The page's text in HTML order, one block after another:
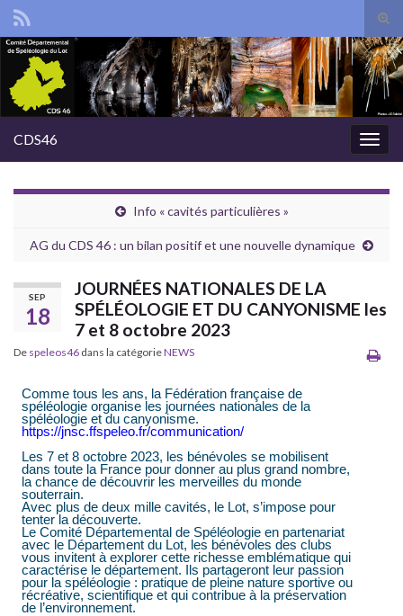
Search for:
CDS46
Info « cavités particulières »
AG du CDS 46 : un bilan positif et une nouvelle dynamique
SEP
18
JOURNÉES NATIONALES DE LA
SPÉLÉOLOGIE ET DU CANYONISME les
7 et 8 octobre 2023
De speleos46 dans la catégorieNEWS
Comme tous les ans, la Fédération française de
spéléologie organise les journées nationales de la
spéléologie et du canyonisme.
https://jnsc.ffspeleo.fr/communication/
Les 7 et 8 octobre 2023, les bénévoles se mobilisent
dans toute la France pour donner au plus grand nombre,
la chance de découvrir les merveilles du monde
souterrain.
Avec plus de deux mille cavités, le Lot, s’impose pour
tenter la découverte.
Le Comité Départemental de Spéléologie en partenariat
avec le Département du Lot, les bénévoles des clubs
vous invitent à explorer cette richesse emblématique qui
caractérise le département. Ils partageront leur passion
pour la spéléologie : pratique de pleine nature sportive ou
récréative, scientifique et qui contribue à la préservation
de l’environnement.